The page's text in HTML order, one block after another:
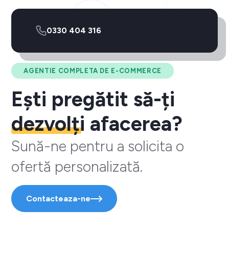
AGENTIE COMPLETA DE E-COMMERCE
Ești pregătit să-ți
dezvolți afacerea?
Sună-ne pentru a solicita o
ofertă personalizată.
Contacteaza-ne
0330 404 316